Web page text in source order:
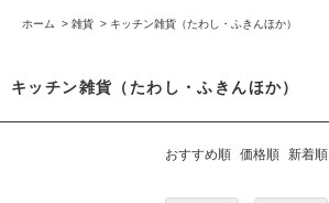
ホーム > 雑貨 > キッチン雑貨（たわし・ふきんほか）
キッチン雑貨（たわし・ふきんほか）
おすすめ順 価格順 新着順